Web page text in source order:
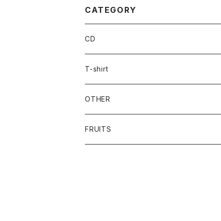
CATEGORY
CD
T-shirt
OTHER
FRUITS